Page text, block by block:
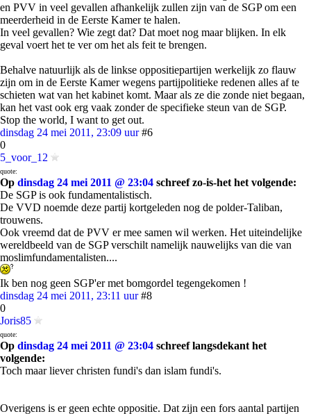
en PVV in veel gevallen afhankelijk zullen zijn van de SGP om een
meerderheid in de Eerste Kamer te halen.
In veel gevallen? Wie zegt dat? Dat moet nog maar blijken. In elk
geval voert het te ver om het als feit te brengen.
Behalve natuurlijk als de linkse oppositiepartijen werkelijk zo flauw
zijn om in de Eerste Kamer wegens partijpolitieke redenen alles af te
schieten wat van het kabinet komt. Maar als ze die zonde niet begaan,
kan het vast ook erg vaak zonder de specifieke steun van de SGP.
Stop the world, I want to get out.
dinsdag 24 mei 2011, 23:09 uur #6
0
5_voor_12
quote:
Op dinsdag 24 mei 2011 @ 23:04 schreef zo-is-het het volgende:
De SGP is ook fundamentalistisch.
De VVD noemde deze partij kortgeleden nog de polder-Taliban,
trouwens.
Ook vreemd dat de PVV er mee samen wil werken. Het uiteindelijke
wereldbeeld van de SGP verschilt namelijk nauwelijks van die van
moslimfundamentalisten....
Ik ben nog geen SGP'er met bomgordel tegengekomen !
dinsdag 24 mei 2011, 23:11 uur #8
0
Joris85
quote:
Op dinsdag 24 mei 2011 @ 23:04 schreef langsdekant het
volgende:
Toch maar liever christen fundi's dan islam fundi's.
Overigens is er geen echte oppositie. Dat zijn een fors aantal partijen